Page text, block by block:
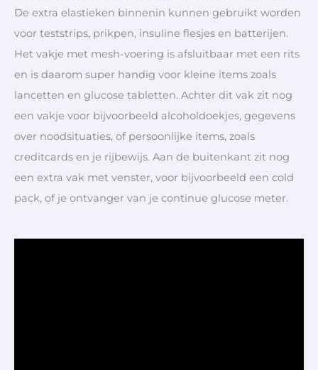
De extra elastieken binnenin kunnen gebruikt worden
voor teststrips, prikpen, insuline flesjes en batterijen.
Het vakje met mesh-voering is afsluitbaar met een rits
en is daarom super handig voor kleine items zoals
lancetten en glucose tabletten. Achter dit vak zit nog
een vakje voor bijvoorbeeld alcoholdoekjes, gegevens
over noodsituaties, of persoonlijke items, zoals
creditcards en je rijbewijs. Aan de buitenkant zit nog
een extra vak met venster, voor bijvoorbeeld een cold
pack, of je ontvanger van je continue glucose meter.